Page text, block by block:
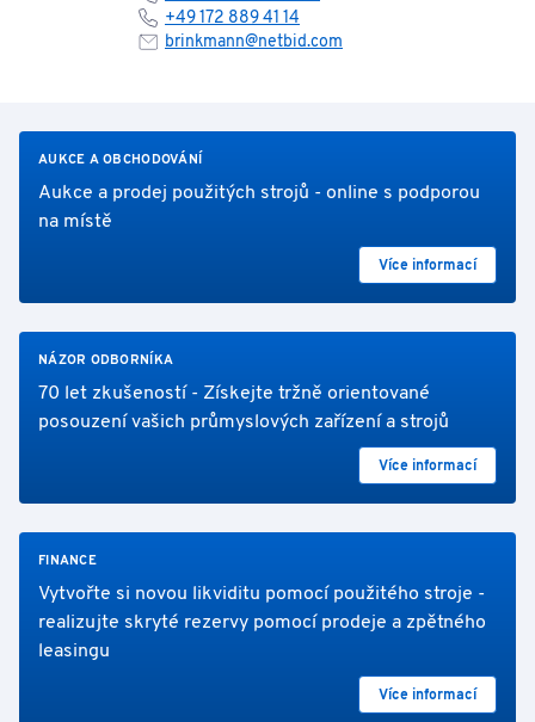
+49 172 889 41 14
brinkmann@netbid.com
AUKCE A OBCHODOVÁNÍ
Aukce a prodej použitých strojů - online s podporou
na místě
Více informací
NÁZOR ODBORNÍKA
70 let zkušeností - Získejte tržně orientované
posouzení vašich průmyslových zařízení a strojů
Více informací
FINANCE
Vytvořte si novou likviditu pomocí použitého stroje -
realizujte skryté rezervy pomocí prodeje a zpětného
leasingu
Více informací